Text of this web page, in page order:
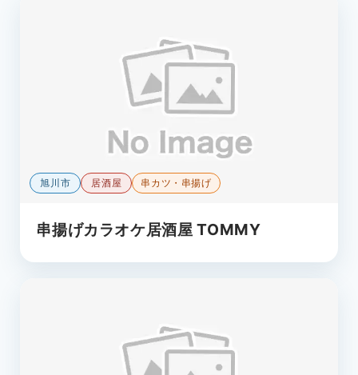
旭川市 居酒屋 串カツ・串揚げ
串揚げカラオケ居酒屋 TOMMY